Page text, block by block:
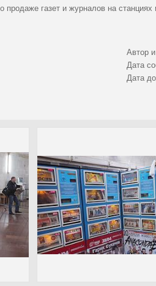
газет и журналов на станциях
Автор и
Дата
Дата